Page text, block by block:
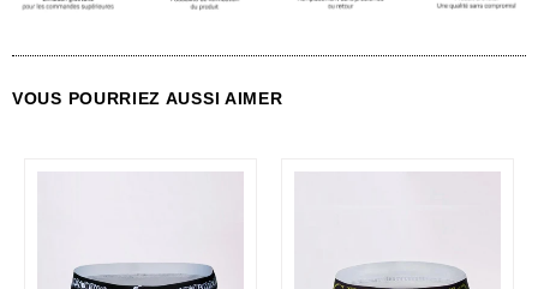
VOUS POURRIEZ AUSSI AIMER